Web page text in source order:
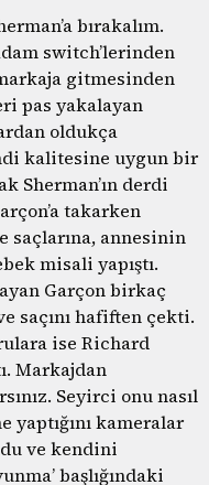
bırakalım.
switch’lerinden
gitmesinden
pas yakalayan
oldukça
kalitesine uygun bir
Sherman’ın derdi
takarken
saçlarına, annesinin
misali yapıştı.
Garçon birkaç
saçını hafiften çekti.
ise Richard
Markajdan
Seyirci onu nasıl
kameralar
ve kendini
başlığındaki